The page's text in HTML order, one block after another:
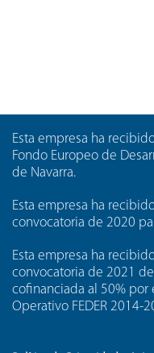
Esta empresa ha
Fondo Europeo de
de Navarra.
Esta empresa ha
convocatoria de 2020
Esta empresa ha
convocatoria de 2021
cofinanciada al 50% por
Operativo FEDER 2014-